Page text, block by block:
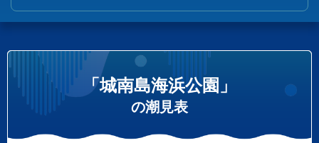
「城南島海浜公園」
の潮見表